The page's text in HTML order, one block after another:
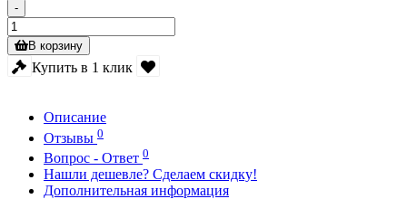
-
В корзину
Купить в 1 клик
Описание
Отзывы 0
Вопрос - Ответ 0
Нашли дешевле? Сделаем скидку!
Дополнительная информация